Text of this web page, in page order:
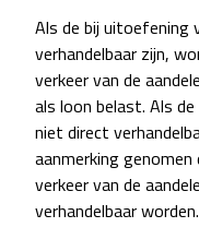
Als de bij uitoefening
verhandelbaar zijn,
verkeer van de
als loon belast. Als
niet direct
aanmerking
verkeer van de
verhandelbaar worden.